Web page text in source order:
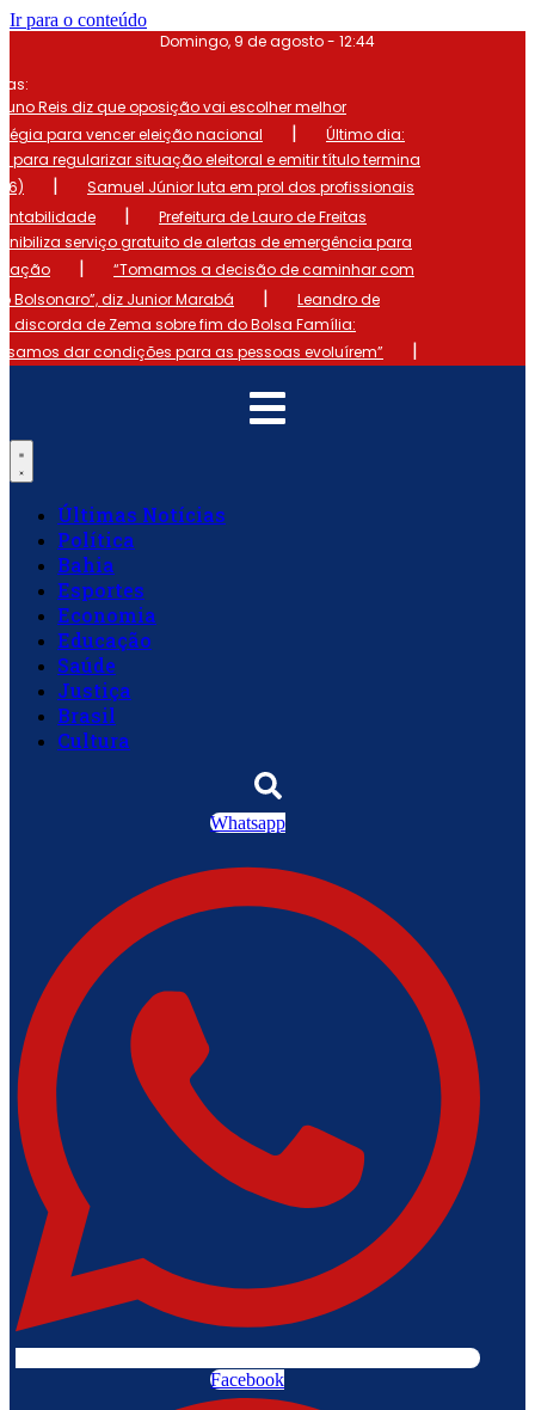
Ir para o conteúdo
Domingo, 9 de agosto - 12:44
Reis diz que oposição vai escolher melhor
para vencer eleição nacional
|
Último dia:
para regularizar situação eleitoral e emitir título termina
|
Samuel Júnior luta em prol dos profissionais
|
Prefeitura de Lauro de Freitas
serviço gratuito de alertas de emergência para
|
“Tomamos a decisão de caminhar com
Bolsonaro”, diz Junior Marabá
|
Leandro de
discorda de Zema sobre fim do Bolsa Família:
dar condições para as pessoas evoluírem”
|
Últimas Notícias
Política
Bahia
Esportes
Economia
Educação
Saúde
Justiça
Brasil
Cultura
Whatsapp
Facebook